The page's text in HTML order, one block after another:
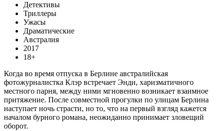
Детективы
Триллеры
Ужасы
Драматические
Австралия
2017
18+
Когда во время отпуска в Берлине австралийская
фотожурналистка Клэр встречает Энди, харизматичного
местного парня, между ними мгновенно возникает взаимное
притяжение. После совместной прогулки по улицам Берлина
наступает ночь страсти, но то, что на первый взгляд кажется
началом бурного романа, неожиданно принимает зловещий
оборот.